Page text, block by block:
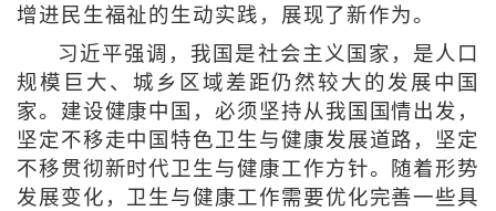
增进民生福祉的生动实践，展现了新作为。
习近平强调，我国是社会主义国家，是人口
规模巨大、城乡区域差距仍然较大的发展中国
家。建设健康中国，必须坚持从我国国情出发，
坚定不移走中国特色卫生与健康发展道路，坚定
不移贯彻新时代卫生与健康工作方针。随着形势
发展变化，卫生与健康工作需要优化完善一些具